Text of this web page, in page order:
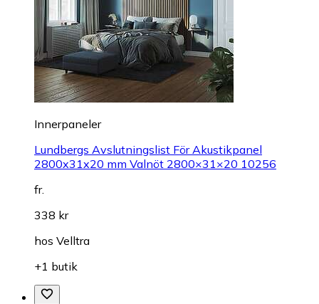
Innerpaneler
Lundbergs Avslutningslist För Akustikpanel
2800x31x20 mm Valnöt 2800×31×20 10256
fr.
338 kr
hos Velltra
+1 butik